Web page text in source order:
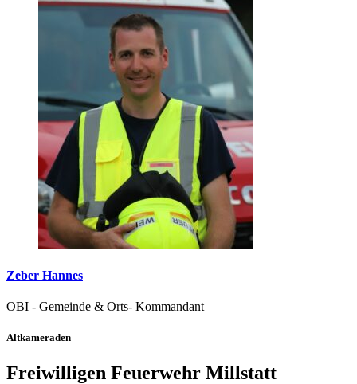
Zeber Hannes
OBI - Gemeinde & Orts- Kommandant
Altkameraden
Freiwilligen Feuerwehr Millstatt